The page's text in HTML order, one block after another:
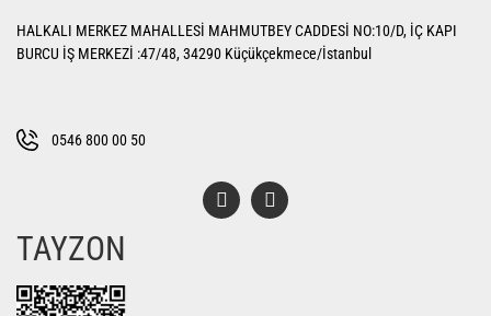
HALKALI MERKEZ MAHALLESİ MAHMUTBEY CADDESİ NO:10/D, İÇ KAPI
BURCU İŞ MERKEZİ :47/48, 34290 Küçükçekmece/İstanbul
0546 800 00 50
TAYZON